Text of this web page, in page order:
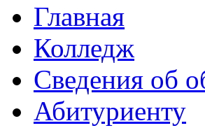
Главная
Колледж
Сведения об
Абитуриенту